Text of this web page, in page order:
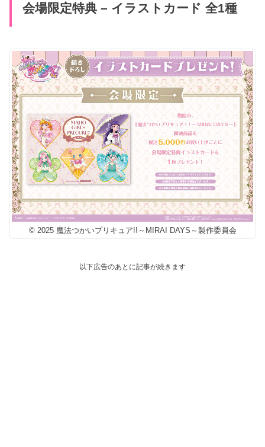
会場限定特典 – イラストカード 全1種
© 2025 魔法つかいプリキュア!!～MIRAI DAYS～製作委員会
以下広告のあとに記事が続きます